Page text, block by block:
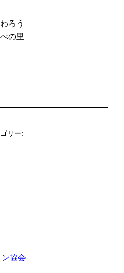
わろう
べの里
リー:
協会